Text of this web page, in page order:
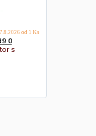
0
s
od 1 Ks